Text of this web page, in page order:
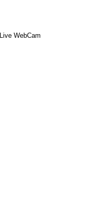
Live WebCam